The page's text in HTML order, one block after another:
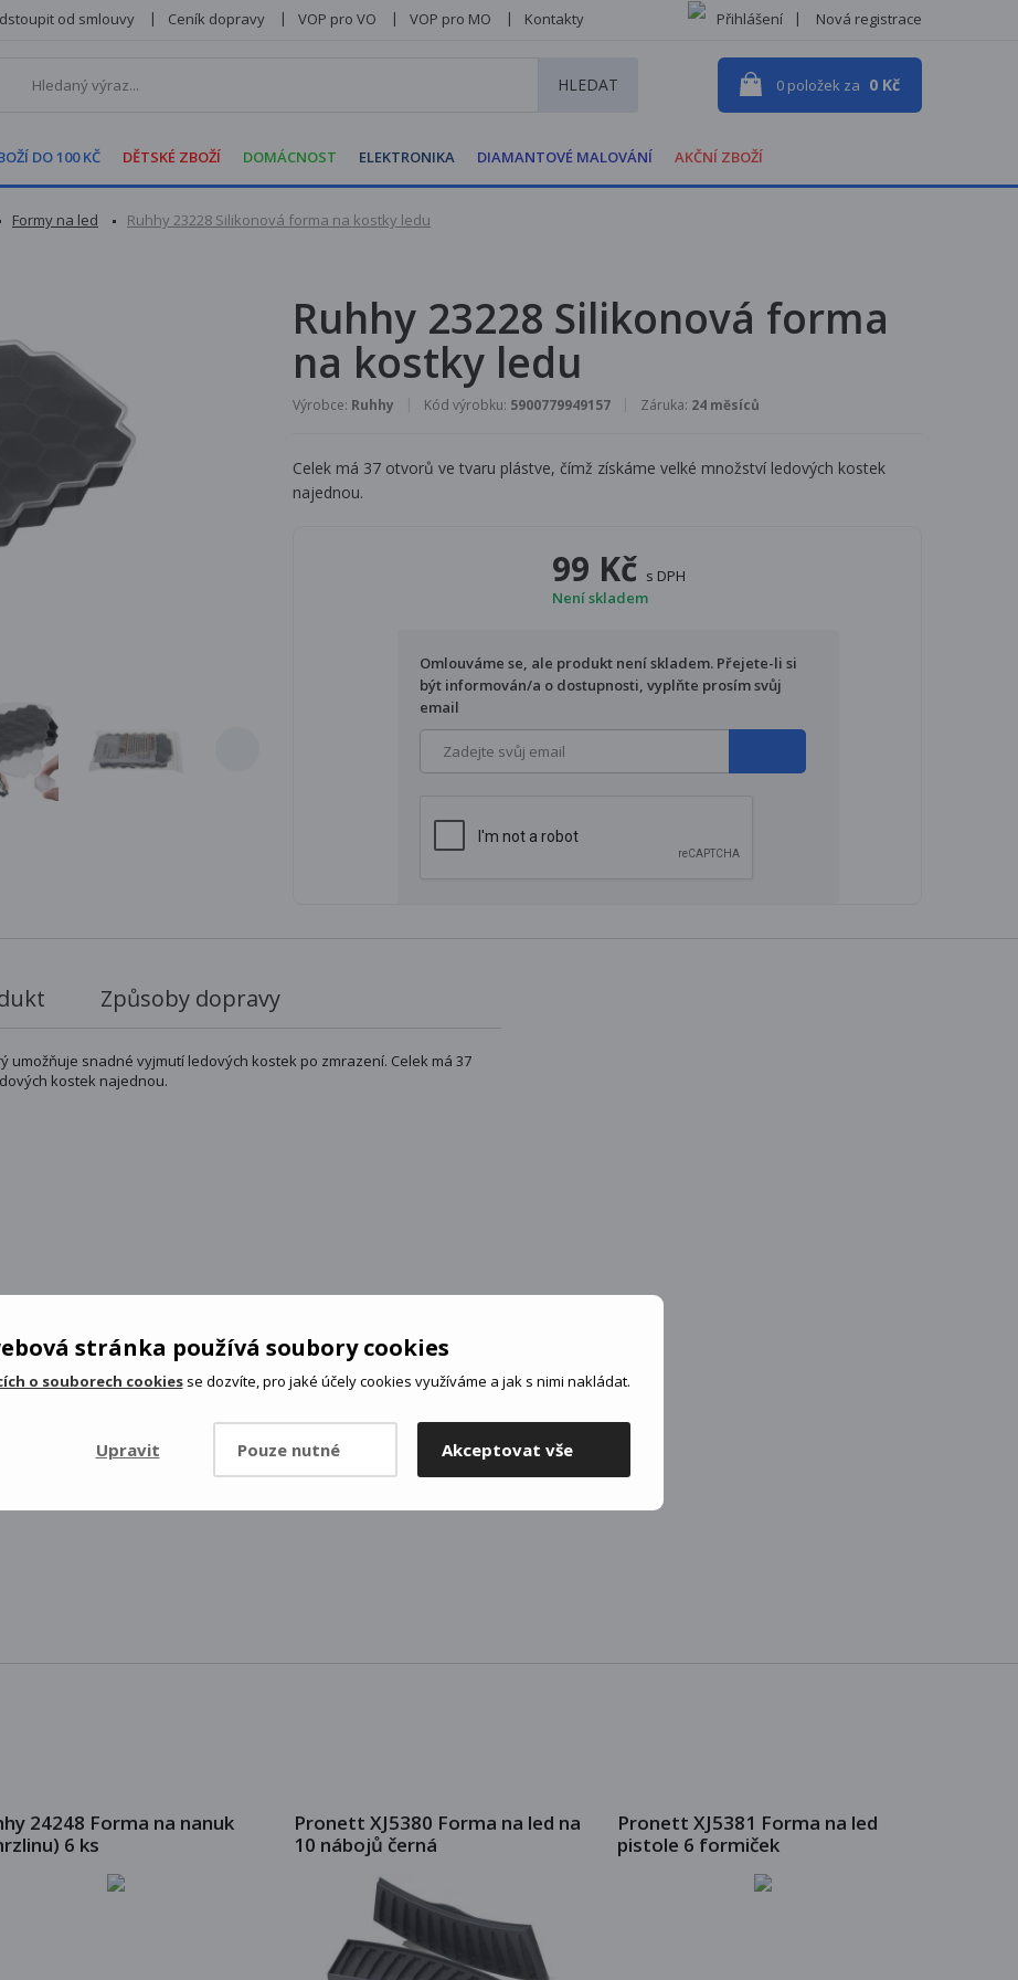
stránka používá soubory cookies
o souborech cookiesse dozvíte, pro jaké účely cookies využíváme a jak s nimi nakládat.
Upravit Pouze nutné Akceptovat vše
od smlouvy Ceník dopravy VOP pro VO VOP pro MO Kontakty Přihlášení Nová registrace
HLEDAT 0 položek za 0 Kč
DO 100 KČ DĚTSKÉ ZBOŽÍ DOMÁCNOST ELEKTRONIKA DIAMANTOVÉ MALOVÁNÍ AKČNÍ ZBOŽÍ
Formy na led Ruhhy 23228 Silikonová forma na kostky ledu
Ruhhy 23228 Silikonová forma
na kostky ledu
Výrobce: Ruhhy Kód výrobku: 5900779949157 Záruka: 24 měsíců
Celek má 37 otvorů ve tvaru plástve, čímž získáme velké množství ledových kostek
najednou.
99 Kč s DPH
Není skladem
Omlouváme se, ale produkt není skladem. Přejete-li si
být informován/a o dostupnosti, vyplňte prosím svůj
email
Způsoby dopravy
snadné vyjmutí ledových kostek po zmrazení. Celek má 37
kostek najednou.
24248 Forma na nanuk
6 ks
Pronett XJ5380 Forma na led na
10 nábojů černá
Pronett XJ5381 Forma na led
pistole 6 formiček